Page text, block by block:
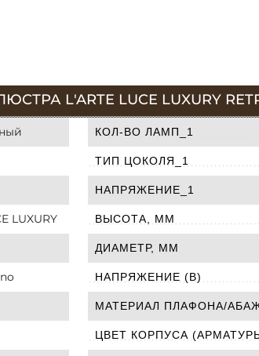
L'ARTE LUCE LUXURY
LUXURY
КОЛ-ВО ЛАМП_1
ТИП ЦОКОЛЯ_1
НАПРЯЖЕНИЕ_1
ВЫСОТА, ММ
ДИАМЕТР, ММ
НАПРЯЖЕНИЕ (В)
МАТЕРИАЛ ПЛАФОНА/
ЦВЕТ КОРПУСА